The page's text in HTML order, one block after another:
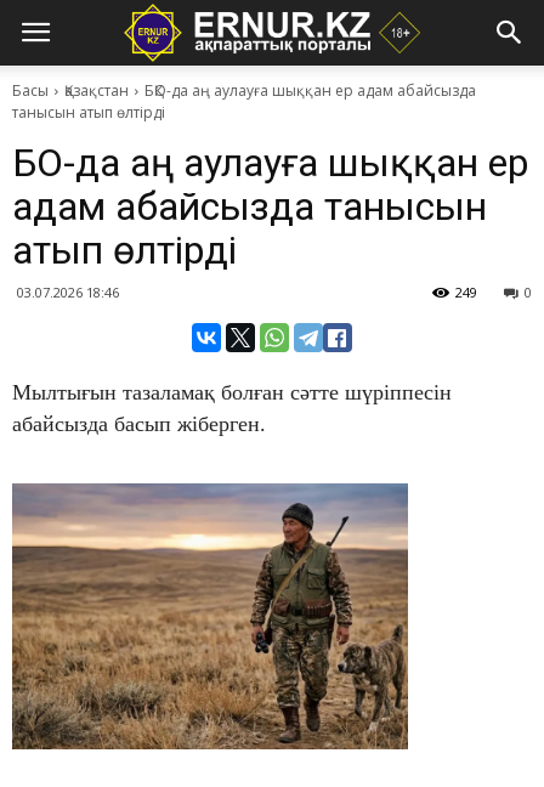
Басы Қазақстан
БҚО-да аң аулауға шыққан ер адам абайсызда
танысын атып өлтірді
БҚО-да аң аулауға шыққан ер
адам абайсызда танысын
атып өлтірді
03.07.2026 18:46 0
249
​Мылтығын тазаламақ болған сәтте шүріппесін
абайсызда басып жіберген.